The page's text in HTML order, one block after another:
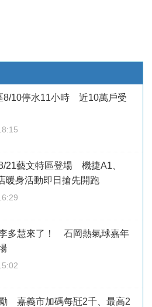
8/10停水11小時 近10萬戶受
21藝文特區登場 機捷A1、
暖身活動即日搶先開跑
多慧來了！ 石岡熱氣球嘉年
嘉義市加碼每瓩2千、最高2